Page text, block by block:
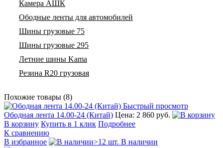
Камера АШК
Ободные ленты для автомобилей
Шины грузовые 75
Шины грузовые 295
Летние шины Kama
Резина R20 грузовая
Похожие товары (8)
Быстрый просмотр
Ободная лента 14.00-24 (Китай) Цена: 2 860 руб.
В корзину Купить в 1 клик Подробнее
К сравнению
В избранное
>12 шт. В наличии